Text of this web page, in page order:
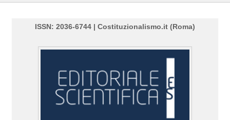
ISSN: 2036-6744 | Costituzionalismo.it (Roma)